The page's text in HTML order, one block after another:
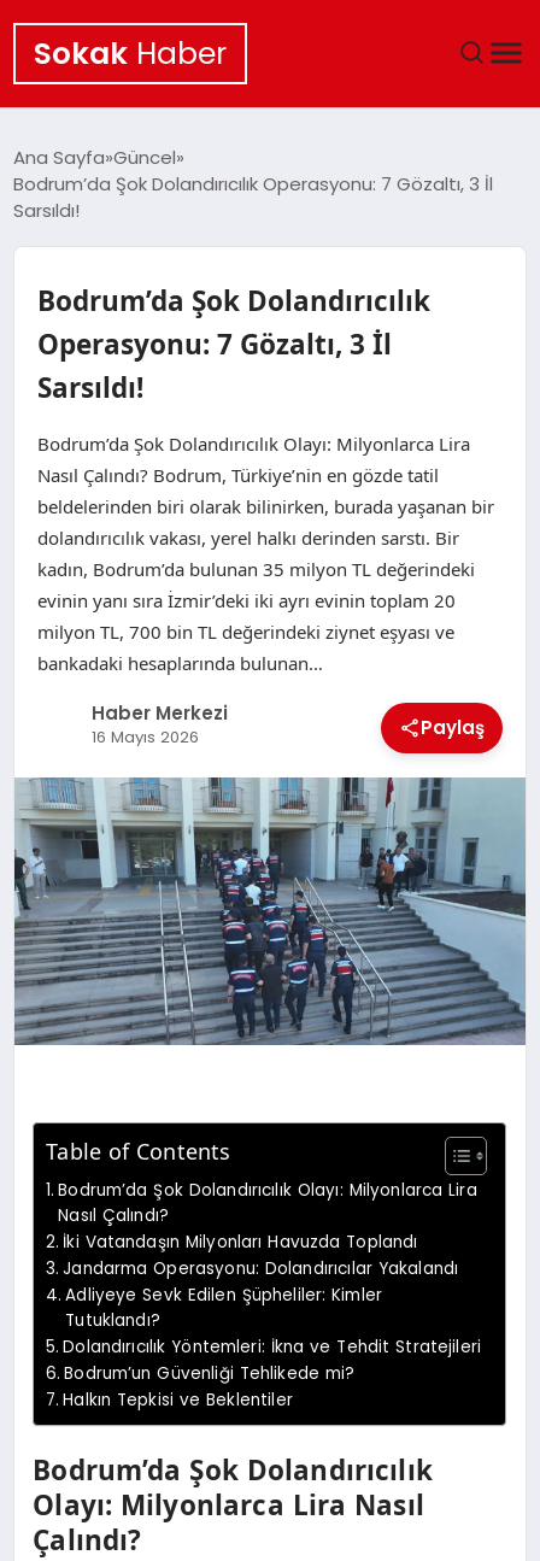
Sokak Haber
EKONOMI
KÜLTÜR SANAT
SAĞLIK
TEKNOLOJI
Ana Sayfa Güncel
Bodrum’da Şok Dolandırıcılık Operasyonu: 7 Gözaltı, 3 İl
Sarsıldı!
Bodrum’da Şok Dolandırıcılık
Operasyonu: 7 Gözaltı, 3 İl
Sarsıldı!
Bodrum’da Şok Dolandırıcılık Olayı: Milyonlarca Lira
Nasıl Çalındı? Bodrum, Türkiye’nin en gözde tatil
beldelerinden biri olarak bilinirken, burada yaşanan bir
dolandırıcılık vakası, yerel halkı derinden sarstı. Bir
kadın, Bodrum’da bulunan 35 milyon TL değerindeki
evinin yanı sıra İzmir’deki iki ayrı evinin toplam 20
milyon TL, 700 bin TL değerindeki ziynet eşyası ve
bankadaki hesaplarında bulunan…
Haber Merkezi
16 Mayıs 2026 Paylaş
Table of Contents
Bodrum’da Şok Dolandırıcılık Olayı: Milyonlarca Lira
Nasıl Çalındı?
İki Vatandaşın Milyonları Havuzda Toplandı
Jandarma Operasyonu: Dolandırıcılar Yakalandı
Adliyeye Sevk Edilen Şüpheliler: Kimler
Tutuklandı?
Dolandırıcılık Yöntemleri: İkna ve Tehdit Stratejileri
Bodrum’un Güvenliği Tehlikede mi?
Halkın Tepkisi ve Beklentiler
Bodrum’da Şok Dolandırıcılık
Olayı: Milyonlarca Lira Nasıl
Çalındı?